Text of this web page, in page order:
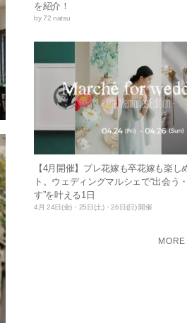
を紹介！
by 72 natsu
【4月開催】プレ花嫁も卒花嫁も楽し
ト。ウェディングマルシェで“出会う
す”を叶える1日
4月 24日(金)・25日(土)・26日(日) 開催